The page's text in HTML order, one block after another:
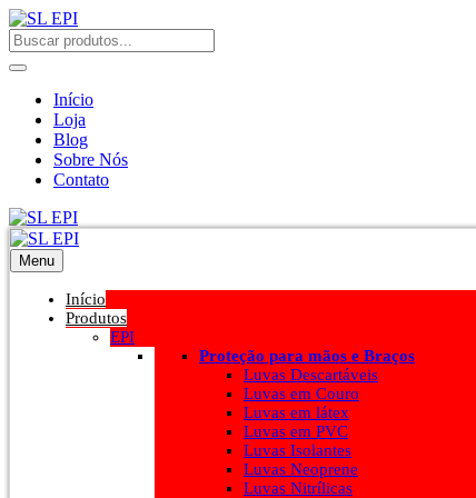
Início
Loja
Blog
Sobre Nós
Contato
Menu
Início
Produtos
EPI
Proteção para mãos e Braços
Luvas Descartáveis
Luvas em Couro
Luvas em látex
Luvas em PVC
Luvas Isolantes
Luvas Neoprene
Luvas Nitrílicas